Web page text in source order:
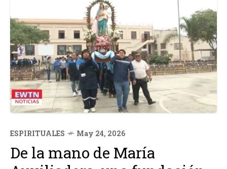
ESPIRITUALES May 24, 2026
De la mano de María